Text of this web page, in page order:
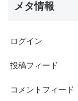
メタ情報
ログイン
投稿フィード
コメントフィード